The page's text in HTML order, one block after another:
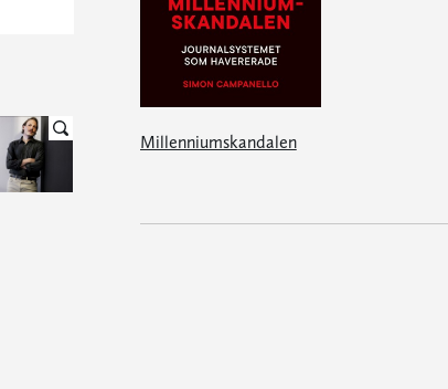
Millenniumskandalen